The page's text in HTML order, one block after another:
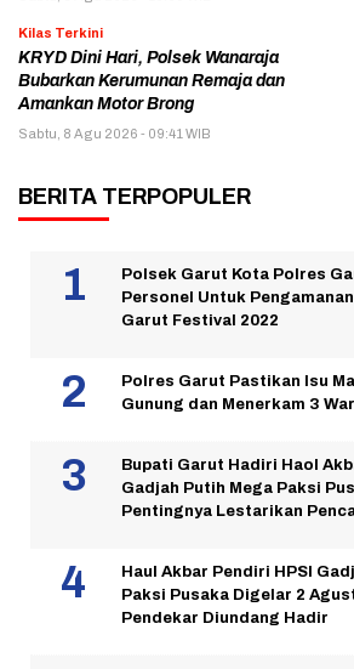
Kilas Terkini
KRYD Dini Hari, Polsek Wanaraja
Bubarkan Kerumunan Remaja dan
Amankan Motor Brong
Sabtu, 8 Agu 2026 - 09:41 WIB
BERITA TERPOPULER
Polsek Garut Kota Polres
Personel Untuk
Garut Festival 2022
Polres Garut Pastikan Isu
Gunung dan Menerkam 3
Bupati Garut Hadiri Haol
Gadjah Putih Mega Paksi
Pentingnya Lestarikan
Haul Akbar Pendiri HPSI
Paksi Pusaka Digelar 2
Pendekar Diundang Hadir